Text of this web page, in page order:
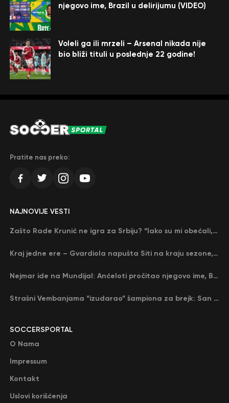
njegovo ime, Brazil u delirijumu (VIDEO)
Voleli ga ili mrzeli – Arsenal nikada nije
bio bliži tituli u poslednje 22 godine!
Pratite nas preko:
SOCCERSPORTAL
O Nama
Impressum
Kontakt
Uslovi korišćenja
NAJNOVIJE VESTI
Zašto Rade Krunić ne igra za Srbiju? “Iako su mi obećali, niko me nije zvao…”
Kraj jedne ere – Gvardiola napušta Siti na kraju sezone, menja ga njegov nekadašnji rival
Nejmar ide na Mundijal: Anćeloti pročitao njegovo ime, Brazil u delirijumu (VIDEO)
Strašni Vembanjama “izudarao” šampiona za brejk: San Antonio poveo protiv Oklahome